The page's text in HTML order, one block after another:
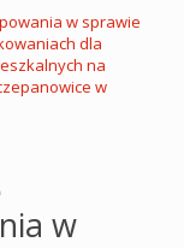
w sprawie
dla
na
w
w